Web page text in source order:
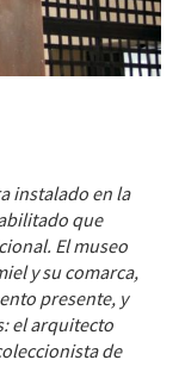
instalado en la
que
El museo
y su comarca,
presente, y
el arquitecto
de